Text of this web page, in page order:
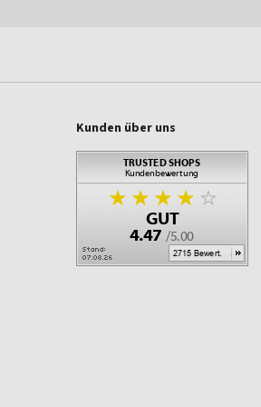
Kunden über uns